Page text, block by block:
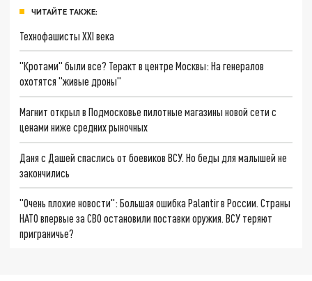
ЧИТАЙТЕ ТАКЖЕ:
Технофашисты XXI века
"Кротами" были все? Теракт в центре Москвы: На генералов
охотятся "живые дроны"
Магнит открыл в Подмосковье пилотные магазины новой сети с
ценами ниже средних рыночных
Даня с Дашей спаслись от боевиков ВСУ. Но беды для малышей не
закончились
"Очень плохие новости": Большая ошибка Palantir в России. Страны
НАТО впервые за СВО остановили поставки оружия. ВСУ теряют
приграничье?